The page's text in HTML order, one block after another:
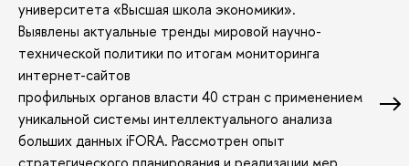
университета «Высшая школа экономики».
Выявлены актуальные тренды мировой научно-
технической политики по итогам мониторинга
интернет-сайтов
профильных органов власти 40 стран с применением
уникальной системы интеллектуального анализа
больших данных iFORA. Рассмотрен опыт